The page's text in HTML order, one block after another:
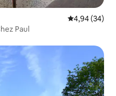
4,94 av 5 i
4,94 (34)
Paul